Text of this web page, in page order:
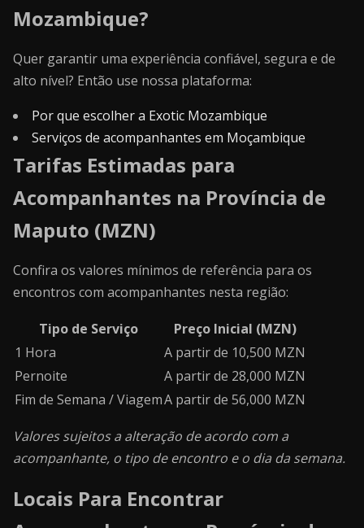
Mozambique?
Quer garantir uma experiência confiável, segura e de
alto nível? Então use nossa plataforma:
Por que escolher a Exotic Mozambique
Serviços de acompanhantes em Moçambique
Tarifas Estimadas para
Acompanhantes na Província de
Maputo (MZN)
Confira os valores mínimos de referência para os
encontros com acompanhantes nesta região:
Tipo de Serviço
Preço Inicial (MZN)
1 Hora
A partir de 10,500 MZN
Pernoite
A partir de 28,000 MZN
Fim de Semana / ViagemA partir de 56,000 MZN
Valores sujeitos a alteração de acordo com a
acompanhante, o tipo de encontro e o dia da semana.
Locais Para Encontrar